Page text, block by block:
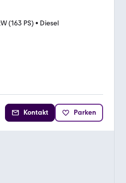
(163 PS) • Diesel
Kontakt Parken